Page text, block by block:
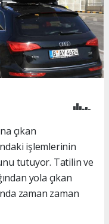
çıkan
işlemlerinin
tutuyor. Tatilin ve
yola çıkan
zaman zaman